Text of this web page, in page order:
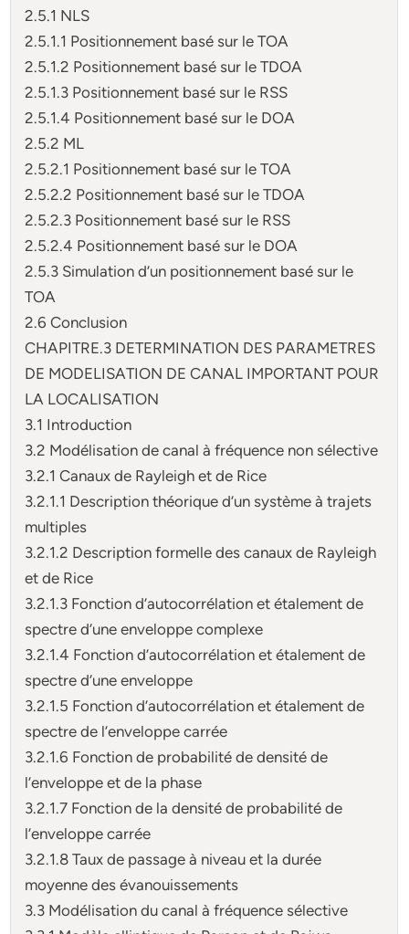
2.5.1 NLS
2.5.1.1 Positionnement basé sur le TOA
2.5.1.2 Positionnement basé sur le TDOA
2.5.1.3 Positionnement basé sur le RSS
2.5.1.4 Positionnement basé sur le DOA
2.5.2 ML
2.5.2.1 Positionnement basé sur le TOA
2.5.2.2 Positionnement basé sur le TDOA
2.5.2.3 Positionnement basé sur le RSS
2.5.2.4 Positionnement basé sur le DOA
2.5.3 Simulation d’un positionnement basé sur le
TOA
2.6 Conclusion
CHAPITRE.3 DETERMINATION DES PARAMETRES
DE MODELISATION DE CANAL IMPORTANT POUR
LA LOCALISATION
3.1 Introduction
3.2 Modélisation de canal à fréquence non sélective
3.2.1 Canaux de Rayleigh et de Rice
3.2.1.1 Description théorique d’un système à trajets
multiples
3.2.1.2 Description formelle des canaux de Rayleigh
et de Rice
3.2.1.3 Fonction d’autocorrélation et étalement de
spectre d’une enveloppe complexe
3.2.1.4 Fonction d’autocorrélation et étalement de
spectre d’une enveloppe
3.2.1.5 Fonction d’autocorrélation et étalement de
spectre de l’enveloppe carrée
3.2.1.6 Fonction de probabilité de densité de
l’enveloppe et de la phase
3.2.1.7 Fonction de la densité de probabilité de
l’enveloppe carrée
3.2.1.8 Taux de passage à niveau et la durée
moyenne des évanouissements
3.3 Modélisation du canal à fréquence sélective